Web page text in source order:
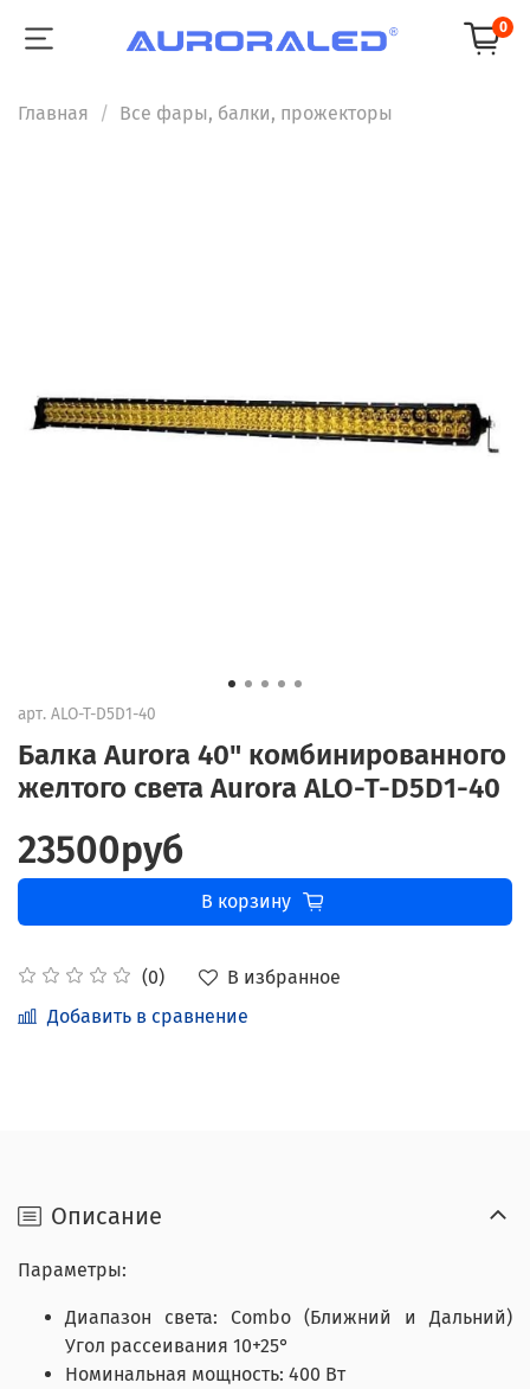
0
Главная Все фары, балки, прожекторы
арт. ALO-T-D5D1-40
Балка Aurora 40" комбинированного
желтого света Aurora ALO-T-D5D1-40
(0)
В избранное
Добавить в сравнение
23500руб
В корзину
Описание
Параметры:
Диапазон света: Combo (Ближний и Дальний)
Угол рассеивания 10+25°
Номинальная мощность: 400 Вт